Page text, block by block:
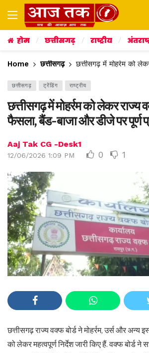
होम छत्तीसगढ़ राष्ट्रीय
Home छत्तीसगढ़ छत्तीसगढ़ में मोहर्रम को
छत्तीसगढ़ ट्रेंडिंग राष्ट्रीय
छत्तीसगढ़ में मोहर्रम को लेकर राज्य
फैसला, बैंड-बाजा और डीजे पर पूर्ण
Aaj Tak CG -Desk1
12/06/2026 1:09 PM 0 1
छत्तीसगढ़ राज्य वक्फ बोर्ड ने मोहर्रम, उर्स और अन्य
को लेकर महत्वपूर्ण निर्देश जारी किए हैं. वक्फ बोर्ड ने